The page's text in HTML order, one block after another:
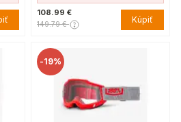
108.99 €
149.79 € Kúpiť
-19%